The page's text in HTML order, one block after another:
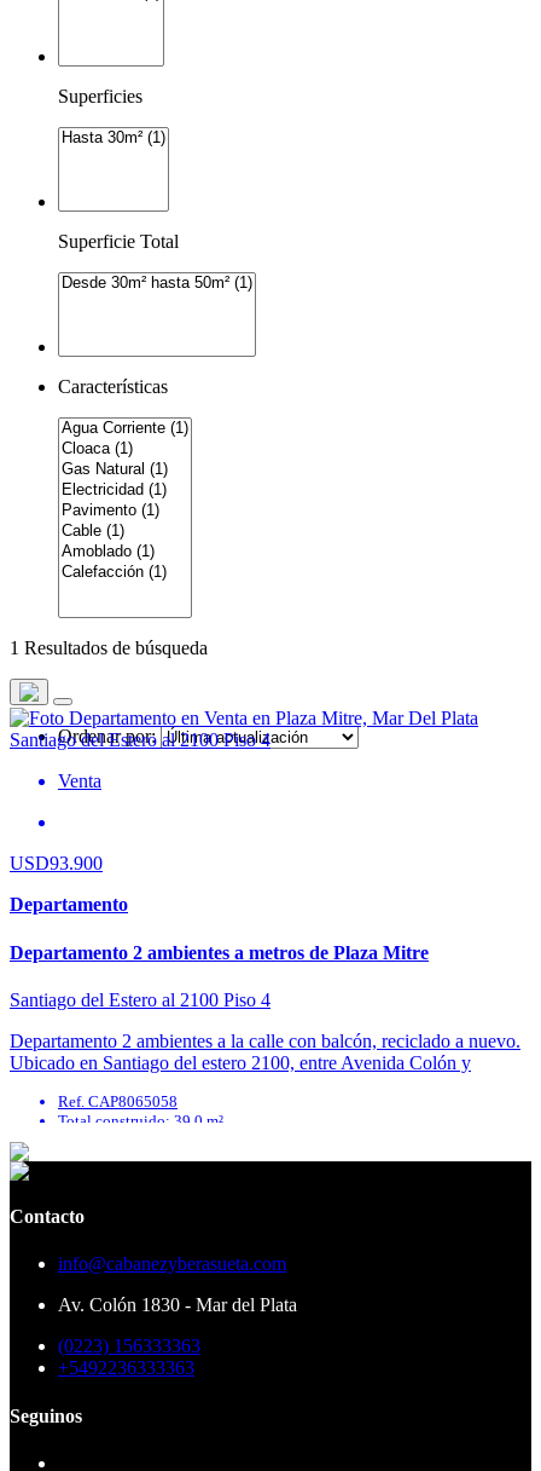
Superficies
Superficie Total
Características
1 Resultados de búsqueda
Ordenar por:
Venta
USD93.900
Departamento
Departamento 2 ambientes a metros de Plaza Mitre
Santiago del Estero al 2100 Piso 4
Departamento 2 ambientes a la calle con balcón, reciclado a nuevo.
Ubicado en Santiago del estero 2100, entre Avenida Colón y
Ref. CAP8065058
Total construido: 39.0 m²
Contacto
info@cabanezyberasueta.com
Av. Colón 1830 - Mar del Plata
(0223) 156333363
+5492236333363
Seguinos